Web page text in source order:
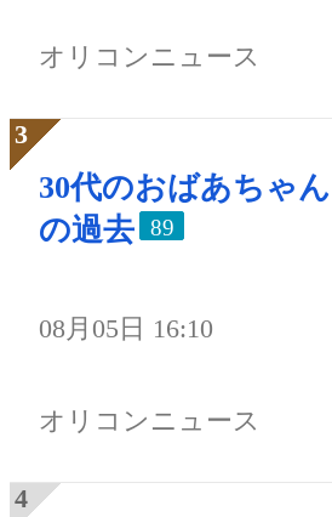
オリコンニュース
30代のおばあちゃ
の過去
89
08月05日 16:10
オリコンニュース